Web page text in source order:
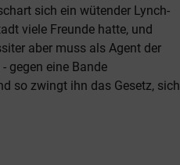
sich ein wütender Lynch-
viele Freunde hatte, und
aber muss als Agent der
gegen eine Bande
so zwingt ihn das Gesetz, sich